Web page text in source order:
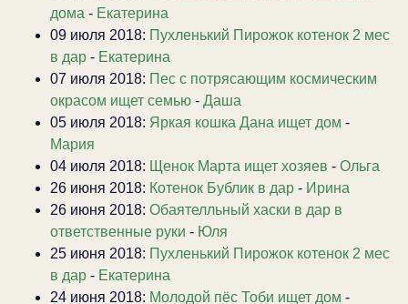
дома - Екатерина
09 июля 2018: Пухленький Пирожок котенок 2 мес
в дар - Екатерина
07 июля 2018: Пес с потрясающим космическим
окрасом ищет семью - Даша
05 июля 2018: Яркая кошка Дана ищет дом -
Мария
04 июля 2018: Щенок Марта ищет хозяев - Ольга
26 июня 2018: Котенок Бублик в дар - Ирина
26 июня 2018: Обаятелльный хаски в дар в
ответственные руки - Юля
25 июня 2018: Пухленький Пирожок котенок 2 мес
в дар - Екатерина
24 июня 2018: Молодой пёс Тоби ищет дом -